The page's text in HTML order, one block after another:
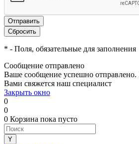
* - Поля, обязательные для заполнения
Сообщение отправлено
Ваше сообщение успешно
Вами свяжется наш специалист
Закрыть окно
0
0
0 Корзина пока пусто